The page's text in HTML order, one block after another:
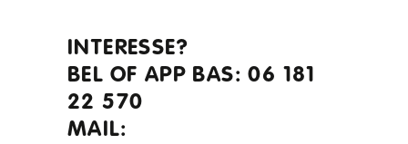
INTERESSE?
BEL OF APP BAS: 06 181
22 570
MAIL: